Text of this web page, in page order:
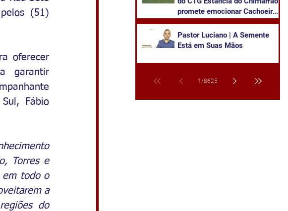
(51)
oferecer
garantir
Fábio
Torres e
em todo o
a
do
promete emocionar Cachoeira
Pastor Luciano | A Semente
Está em Suas Mãos
1 /8625